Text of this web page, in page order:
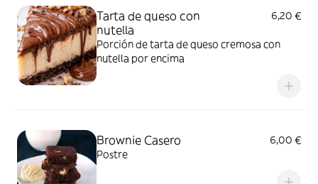
Tarta de queso con
nutella
6,20 €
Porción de tarta de queso cremosa con
nutella por encima
Brownie Casero
6,00 €
Postre